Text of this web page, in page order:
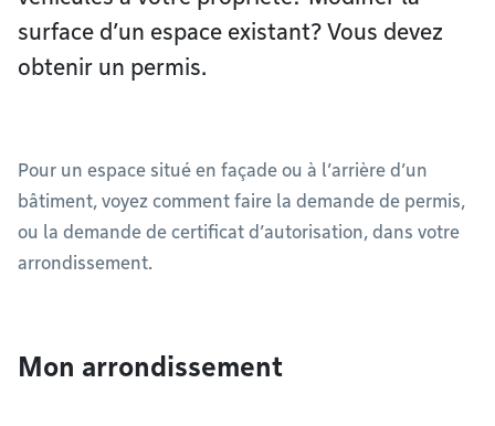
surface d’un espace existant? Vous devez
obtenir un permis.
Pour un espace situé en façade ou à l’arrière d’un
bâtiment, voyez comment faire la demande de permis,
ou la demande de certificat d’autorisation, dans votre
arrondissement.
Mon arrondissement